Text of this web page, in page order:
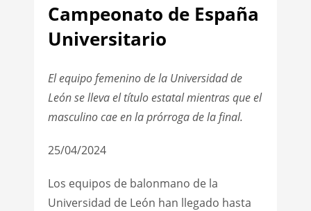
Campeonato de España
Universitario
El equipo femenino de la Universidad de
León se lleva el título estatal mientras que el
masculino cae en la prórroga de la final.
25/04/2024
Los equipos de balonmano de la
Universidad de León han llegado hasta